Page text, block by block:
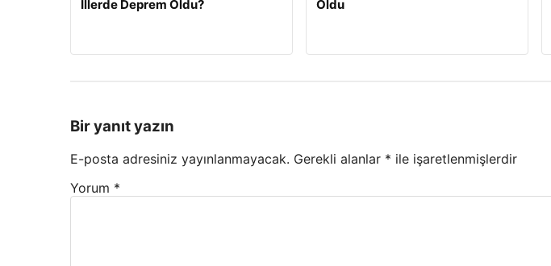
İllerde Deprem Oldu?
Oldu
Bir yanıt yazın
E-posta adresiniz yayınlanmayacak. Gerekli alanlar * ile işaretlenmişlerdir
Yorum *